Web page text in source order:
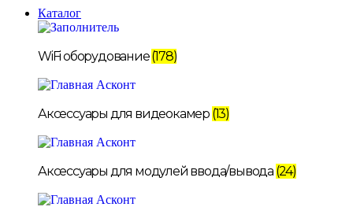
Каталог
WiFi оборудование(178)
Аксессуары для видеокамер (13)
Аксессуары для модулей ввода/вывода (24)